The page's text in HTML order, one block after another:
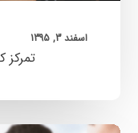
اسفند 3, 1395
تمرکز